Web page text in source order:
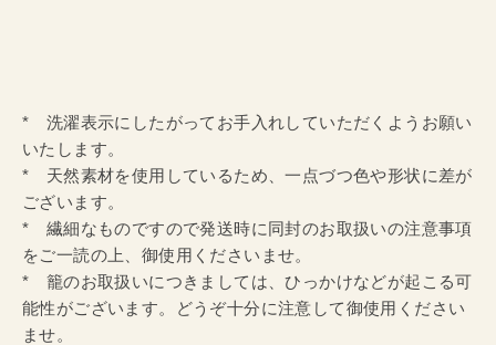
* 洗濯表示にしたがってお手入れしていただくようお願い
いたします。
* 天然素材を使用しているため、一点づつ色や形状に差が
ございます。
* 繊細なものですので発送時に同封のお取扱いの注意事項
をご一読の上、御使用くださいませ。
* 籠のお取扱いにつきましては、ひっかけなどが起こる可
能性がございます。どうぞ十分に注意して御使用ください
ませ。